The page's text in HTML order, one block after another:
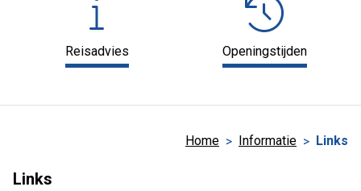
Reisadvies Openingstijden
Home Informatie Links
Links